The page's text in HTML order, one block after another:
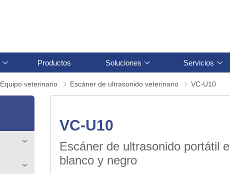
Productos Soluciones Servicios
Equipo veterinario Escáner de ultrasonido veterinario VC-U10
VC-U10
Escáner de ultrasonido portátil
blanco y negro